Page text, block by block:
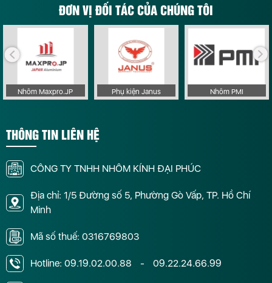
ĐƠN VỊ ĐỐI TÁC CỦA CHÚNG TÔI
Nhôm Maxpro.JP Phụ kiện Janus Nhôm PMI
THÔNG TIN LIÊN HỆ
CÔNG TY TNHH NHÔM KÍNH ĐẠI PHÚC
Địa chỉ: 1/5 Đường số 5, Phường Gò Vấp, TP. Hồ Chí
Minh
Mã số thuế: 0316769803
Hotline: 09.19.02.00.88 - 09.22.24.66.99